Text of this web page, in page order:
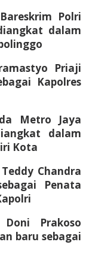
Polri
dalam
Priaji
Kapolres
Metro Jaya
dalam
Kota
Chandra
Penata
Prakoso
baru sebagai